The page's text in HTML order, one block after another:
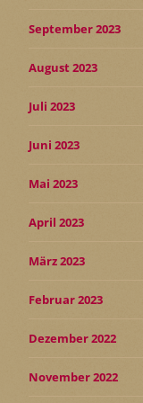
September 2023
August 2023
Juli 2023
Juni 2023
Mai 2023
April 2023
März 2023
Februar 2023
Dezember 2022
November 2022